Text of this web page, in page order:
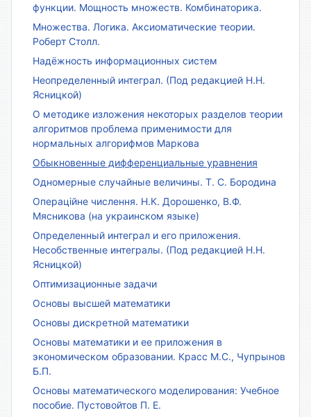
функции. Мощность множеств. Комбинаторика.
Множества. Логика. Аксиоматические теории.
Роберт Столл.
Надёжность информационных систем
Неопределенный интеграл. (Под редакцией Н.Н.
Ясницкой)
О методике изложения некоторых разделов теории
алгоритмов проблема применимости для
нормальных алгорифмов Маркова
Обыкновенные дифференциальные уравнения
Одномерные случайные величины. Т. С. Бородина
Операційне числення. Н.К. Дорошенко, В.Ф.
Мясникова (на украинском языке)
Определенный интеграл и его приложения.
Несобственные интегралы. (Под редакцией Н.Н.
Ясницкой)
Оптимизационные задачи
Основы высшей математики
Основы дискретной математики
Основы математики и ее приложения в
экономическом образовании. Красс М.С., Чупрынов
Б.П.
Основы математического моделирования: Учебное
пособие. Пустовойтов П. Е.